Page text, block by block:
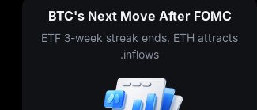
BTC's Next Move After FOMC
ETF 3-week streak ends. ETH attracts
inflows.